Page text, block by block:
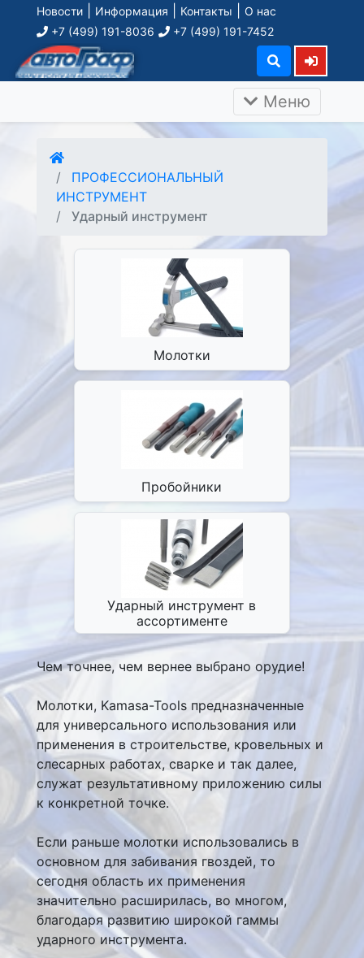
Новости Информация Контакты
О нас
+7 (499) 191-8036
+7 (499) 191-7452
Меню
ПРОФЕССИОНАЛЬНЫЙ
ИНСТРУМЕНТ
Ударный инструмент
Молотки
Пробойники
Ударный инструмент в
ассортименте
Чем точнее, чем вернее выбрано орудие!
Молотки, Kamasa-Tools предназначенные
для универсального использования или
применения в строительстве, кровельных и
слесарных работах, сварке и так далее,
служат результативному приложению силы
к конкретной точке.
Если раньше молотки использовались в
основном для забивания гвоздей, то
сегодня область их применения
значительно расширилась, во многом,
благодаря развитию широкой гаммы
ударного инструмента.